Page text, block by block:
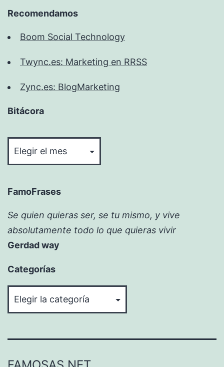
Recomendamos
Boom Social Technology
Twync.es: Marketing en RRSS
Zync.es: BlogMarketing
Bitácora
FamoFrases
Se quien quieras ser, se tu mismo, y vive
absolutamente todo lo que quieras vivir
Gerdad way
Categorías